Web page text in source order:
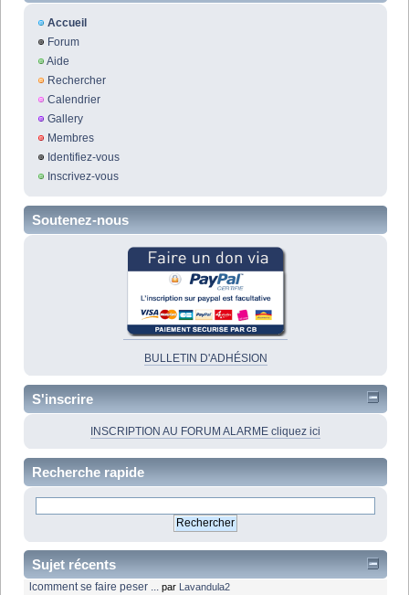
Accueil
Forum
Aide
Rechercher
Calendrier
Gallery
Membres
Identifiez-vous
Inscrivez-vous
Soutenez-nous
BULLETIN D'ADHÉSION
S'inscrire
INSCRIPTION AU FORUM ALARME cliquez ici
Recherche rapide
Sujet récents
lcomment se faire peser ... par
Lavandula2